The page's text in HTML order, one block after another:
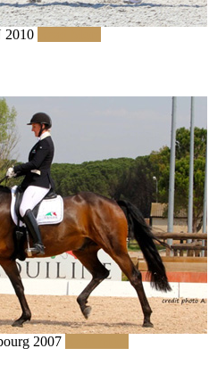
2010
2007